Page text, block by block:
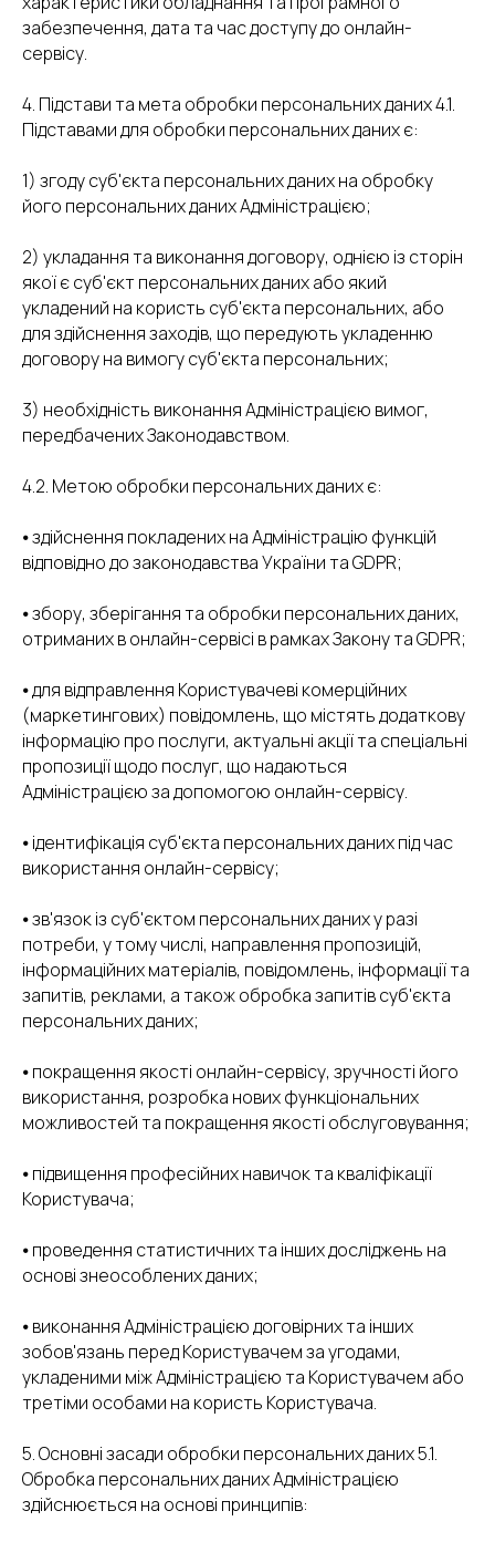
забезпечення, дата та час доступу до онлайн-
сервісу.
4. Підстави та мета обробки персональних даних 4.1.
Підставами для обробки персональних даних є:
1) згоду суб'єкта персональних даних на обробку
його персональних даних Адміністрацією;
2) укладання та виконання договору, однією із сторін
якої є суб'єкт персональних даних або який
укладений на користь суб'єкта персональних, або
для здійснення заходів, що передують укладенню
договору на вимогу суб'єкта персональних;
3) необхідність виконання Адміністрацією вимог,
передбачених Законодавством.
4.2. Метою обробки персональних даних є:
⦁ здійснення покладених на Адміністрацію функцій
відповідно до законодавства України та GDPR;
⦁ збору, зберігання та обробки персональних даних,
отриманих в онлайн-сервісі в рамках Закону та GDPR;
⦁ для відправлення Користувачеві комерційних
(маркетингових) повідомлень, що містять додаткову
інформацію про послуги, актуальні акції та спеціальні
пропозиції щодо послуг, що надаються
Адміністрацією за допомогою онлайн-сервісу.
⦁ ідентифікація суб'єкта персональних даних під час
використання онлайн-сервісу;
⦁ зв'язок із суб'єктом персональних даних у разі
потреби, у тому числі, направлення пропозицій,
інформаційних матеріалів, повідомлень, інформації та
запитів, реклами, а також обробка запитів суб'єкта
персональних даних;
⦁ покращення якості онлайн-сервісу, зручності його
використання, розробка нових функціональних
можливостей та покращення якості обслуговування;
⦁ підвищення професійних навичок та кваліфікації
Користувача;
⦁ проведення статистичних та інших досліджень на
основі знеособлених даних;
⦁ виконання Адміністрацією договірних та інших
зобов'язань перед Користувачем за угодами,
укладеними між Адміністрацією та Користувачем або
третіми особами на користь Користувача.
5. Основні засади обробки персональних даних 5.1.
Обробка персональних даних Адміністрацією
здійснюється на основі принципів: